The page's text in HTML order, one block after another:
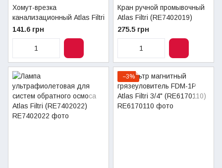
Хомут-врезка
канализационный Atlas Filtri
(RE7402012)
141.6 грн
Кран ручной промывочный
Atlas Filtri (RE7402019)
275.5 грн
−3%